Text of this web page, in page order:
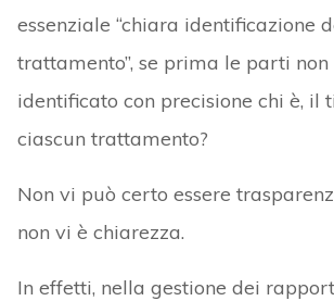
essenziale “chiara identificazione
trattamento”, se prima le parti non
identificato con precisione chi è, il
ciascun trattamento?
Non vi può certo essere
non vi è chiarezza.
In effetti, nella gestione dei